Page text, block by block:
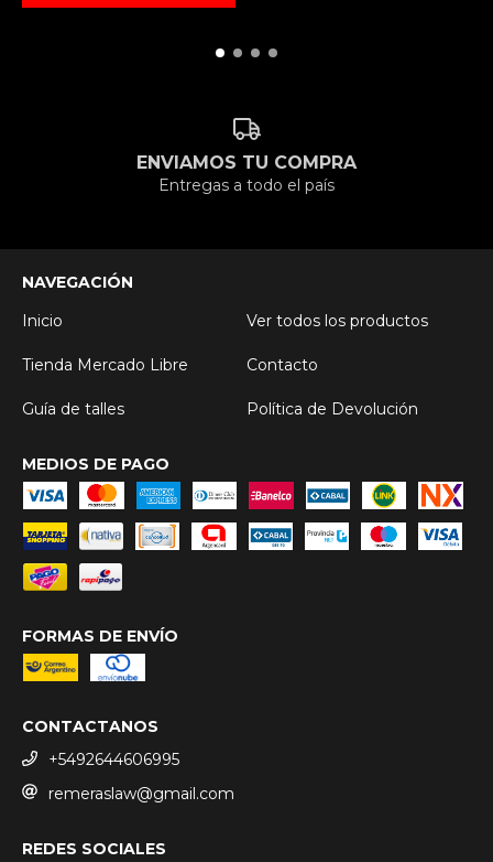
ENVIAMOS TU COMPRA
Entregas a todo el país
NAVEGACIÓN
Inicio
Ver todos los productos
Tienda Mercado Libre Contacto
Guía de talles Política de Devolución
MEDIOS DE PAGO
FORMAS DE ENVÍO
CONTACTANOS
+5492644606995
remeraslaw@gmail.com
REDES SOCIALES